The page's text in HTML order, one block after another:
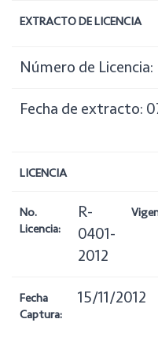
EXTRACTO DE LICENCIA
Número de Licencia:
Fecha de extracto:
LICENCIA
No.
Licencia:
R-
0401-
2012
Fecha
Captura:
15/11/2012